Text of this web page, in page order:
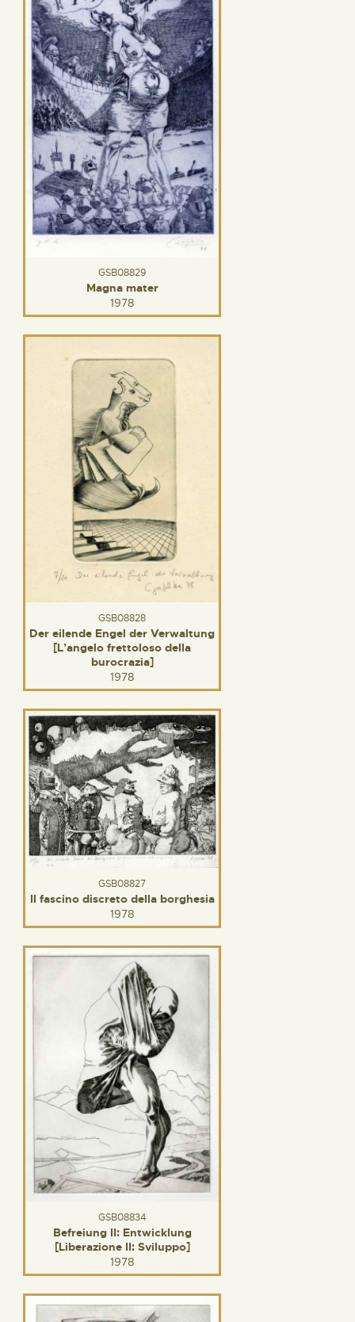
GSB08829
Magna mater
1978
GSB08828
Der eilende Engel der Verwaltung
[L’angelo frettoloso della
burocrazia]
1978
GSB08827
Il fascino discreto della borghesia
1978
GSB08834
Befreiung II: Entwicklung
[Liberazione II: Sviluppo]
1978